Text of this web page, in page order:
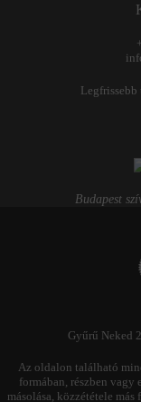
Budapest
Gyűrű Neked
Az oldalon található
formában, részben vagy
másolása, közzététele